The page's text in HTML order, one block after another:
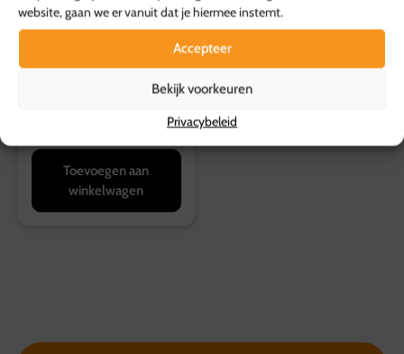
website, gaan we er vanuit dat je hiermee instemt.
Accepteer
Bekijk voorkeuren
Privacybeleid
Toevoegen aan
winkelwagen